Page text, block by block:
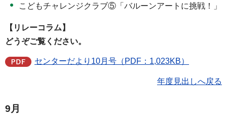
こどもチャレンジクラブ⑤「バルーンアートに挑戦！」
【リレーコラム】
どうぞご覧ください。
センターだより10月号（PDF：1,023KB）
年度見出しへ戻る
9月